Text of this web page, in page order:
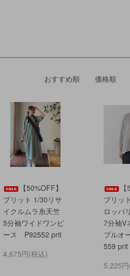
おすすめ順 価格順
【50%OFF】
プリット 1/30リサ
イクルムラ糸天竺
5分袖ワイドワンピ
ース P92552 prit
4,675円(税込)
プリッ
ロッパ
7分袖V
プルオ
559 prit
5,225